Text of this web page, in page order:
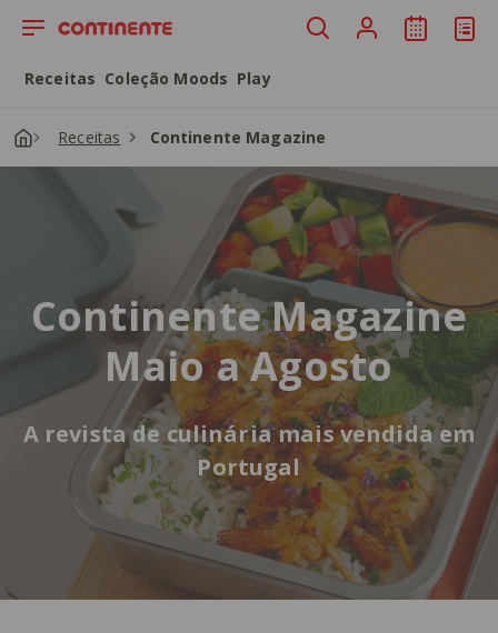
Saltar para o conteúdo principal
Receitas Coleção Moods Play
Receitas Continente Magazine
Continente Magazine
Maio a Agosto
A revista de culinária mais vendida em
Portugal